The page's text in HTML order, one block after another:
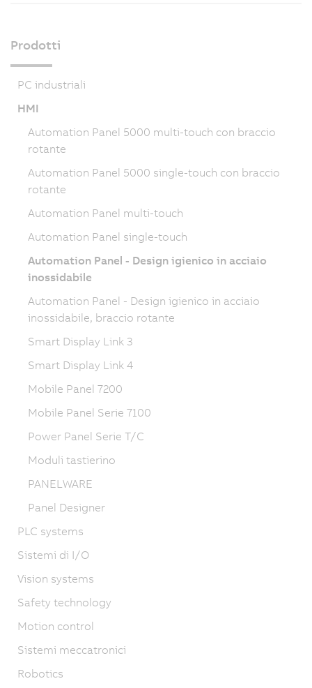
Prodotti
PC industriali
HMI
Automation Panel 5000 multi-touch con braccio
rotante
Automation Panel 5000 single-touch con braccio
rotante
Automation Panel multi-touch
Automation Panel single-touch
Automation Panel - Design igienico in acciaio
inossidabile
Automation Panel - Design igienico in acciaio
inossidabile, braccio rotante
Smart Display Link 3
Smart Display Link 4
Mobile Panel 7200
Mobile Panel Serie 7100
Power Panel Serie T/C
Moduli tastierino
PANELWARE
Panel Designer
PLC systems
Sistemi di I/O
Vision systems
Safety technology
Motion control
Sistemi meccatronici
Robotics